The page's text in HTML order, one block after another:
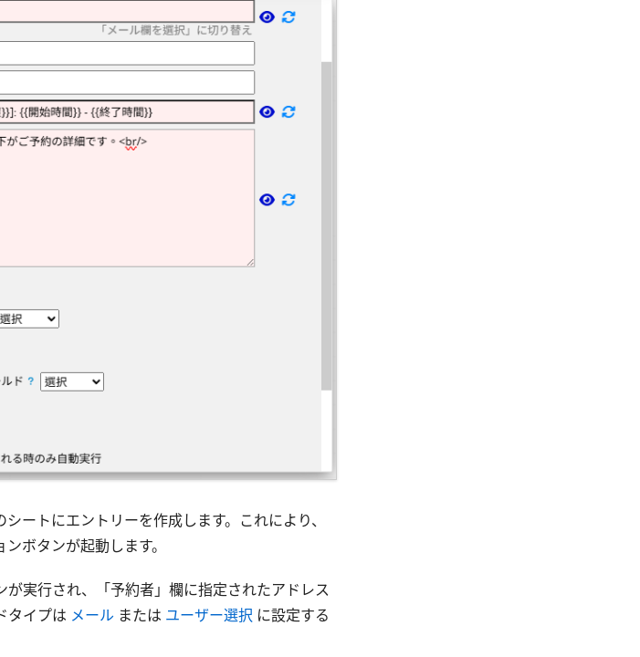
ートにエントリーを作成します。これにより、
ボタンが起動します。
実行され、「予約者」欄に指定されたアドレス
タイプは メール または ユーザー選択 に設定する